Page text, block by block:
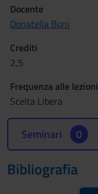
Docente
Donatella Boni
Crediti
2,5
Frequenza alle lezioni
Scelta Libera
Seminari 0
Bibliografia